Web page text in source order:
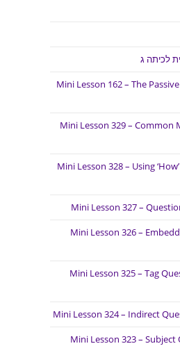
Mini Lesson 162 – The
Mini Lesson 329 – Common
Mini Lesson 328 – Using
Mini Lesson 327 –
Mini Lesson 326 –
Mini Lesson 325 – Tag
Mini Lesson 324 – Indirect
Mini Lesson 323 –